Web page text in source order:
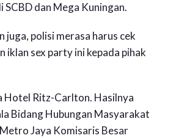
dan Mega Kuningan.
juga, polisi merasa harus cek
iklan sex party ini kepada pihak
Hotel Ritz-Carlton. Hasilnya
Bidang Hubungan Masyarakat
Jaya Komisaris Besar